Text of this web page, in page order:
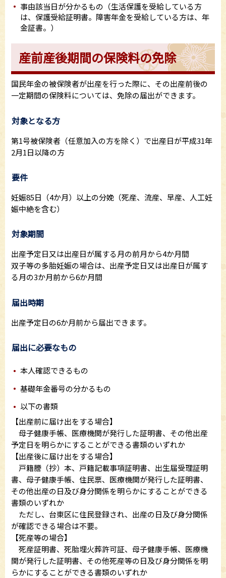
事由該当日が分かるもの（生活保護を受給している方
は、保護受給証明書。障害年金を受給している方は、年
金証書。）
産前産後期間の保険料の免除
国民年金の被保険者が出産を行った際に、その出産前後の
一定期間の保険料については、免除の届出ができます。
対象となる方
第1号被保険者（任意加入の方を除く）で出産日が平成31年
2月1日以降の方
要件
妊娠85日（4か月）以上の分娩（死産、流産、早産、人工妊
娠中絶を含む）
対象期間
出産予定日又は出産日が属する月の前月から4か月間
双子等の多胎妊娠の場合は、出産予定日又は出産日が属す
る月の3か月前から6か月間
届出時期
出産予定日の6か月前から届出できます。
届出に必要なもの
本人確認できるもの
基礎年金番号の分かるもの
以下の書類
【出産前に届け出をする場合】
母子健康手帳、医療機関が発行した証明書、その他出産
予定日を明らかにすることができる書類のいずれか
【出産後に届け出をする場合】
戸籍謄（抄）本、戸籍記載事項証明書、出生届受理証明
書、母子健康手帳、住民票、医療機関が発行した証明書、
その他出産の日及び身分関係を明らかにすることができる
書類のいずれか
ただし、台東区に住民登録され、出産の日及び身分関係
が確認できる場合は不要。
【死産等の場合】
死産証明書、死胎埋火葬許可証、母子健康手帳、医療機
関が発行した証明書、その他死産等の日及び身分関係を明
らかにすることができる書類のいずれか